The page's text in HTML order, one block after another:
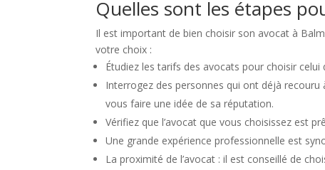
Quelles sont les étapes
Il est important de bien choisir son avocat à
votre choix :
Étudiez les tarifs des avocats pour choisir
Interrogez des personnes qui ont déjà
vous faire une idée de sa réputation.
Vérifiez que l’avocat que vous choisissez est
Une grande expérience professionnelle est
La proximité de l’avocat : il est conseillé de